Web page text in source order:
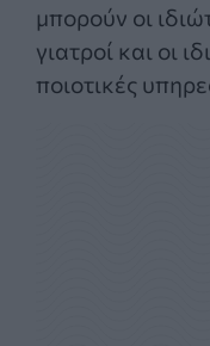
μπορούν οι
γιατροί και οι
ποιοτικές